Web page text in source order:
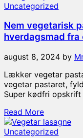
Uncategorized
Nem vegetarisk
hverdagsmad fra
august 8, 2024 by
Lækker vegetar
vegetar pastaret,
Super kødfri opskrift
Read More
Uncategorized